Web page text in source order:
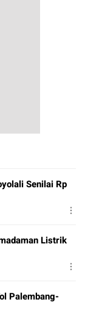
Senilai Rp
Listrik
Palembang-